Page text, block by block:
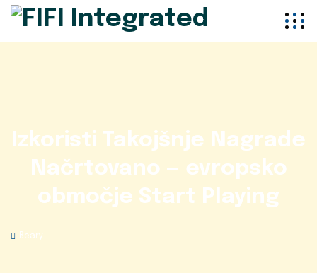
Izkoristi Takojšnje Nagrade
Načrtovano — evropsko
območje Start Playing
Beary